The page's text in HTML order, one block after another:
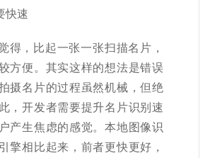
快速
得，比起一张一张扫描名片，
方便。其实这样的想法是错误
摄名片的过程虽然机械，但绝
，开发者需要提升名片识别速
产生焦虑的感觉。本地图像识
擎相比起来，前者更快更好，